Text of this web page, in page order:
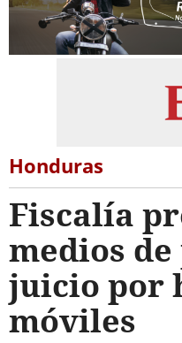
Honduras
Fiscalía
medios
juicio por
móviles